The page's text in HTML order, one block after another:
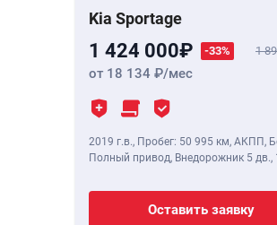
Kia Sportage
1 424 000 -33% 1
от 18 134 /мес
2019 г.в., Пробег: 50 995 км, АКПП,
Полный привод, Внедорожник 5 дв.,
Оставить заявку